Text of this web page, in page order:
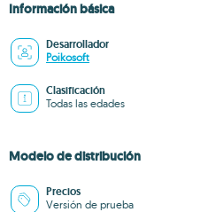
Información básica
Desarrollador
Poikosoft
Clasificación
Todas las edades
Modelo de distribución
Precios
Versión de prueba